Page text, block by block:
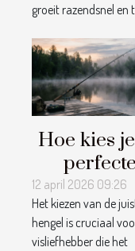
groeit razendsnel en
Hoe kies
perfecte
hengel
jouw
12 april 2026 09:26
Het kiezen van de
hengel is cruciaal
visliefhebber die het